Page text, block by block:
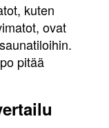
kuten
ovat
pitää